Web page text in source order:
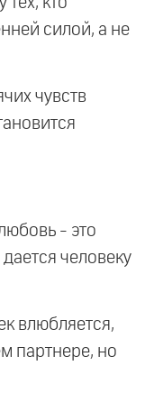
силой, а не
чувств
- это
человеку
влюбляется,
партнере, но